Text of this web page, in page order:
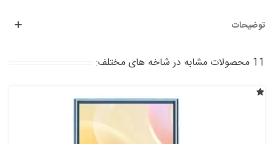
توضیحات
11 محصولات مشابه در شاخه های مختلف: